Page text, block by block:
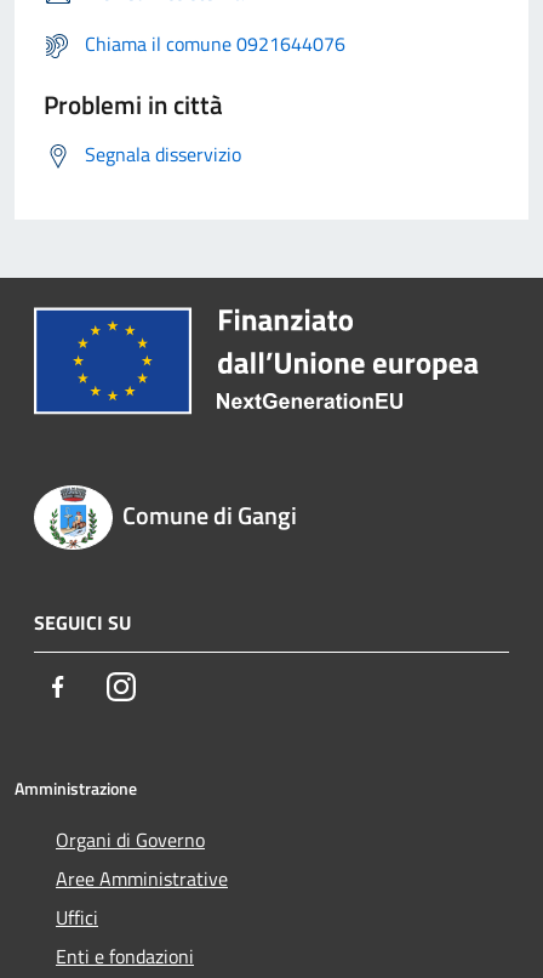
Chiama il comune 0921644076
Problemi in città
Segnala disservizio
Comune di Gangi
SEGUICI SU
FacebookInstagram
Amministrazione
Organi di Governo
Aree Amministrative
Uffici
Enti e fondazioni